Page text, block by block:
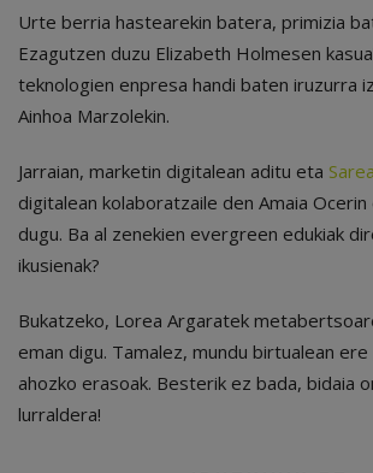
Urte berria hastearekin batera, primizia
Ezagutzen duzu Elizabeth Holmesen
teknologien enpresa handi baten iruzurra
Ainhoa Marzolekin.
Jarraian, marketin digitalean aditu eta
digitalean kolaboratzaile den Amaia
dugu. Ba al zenekien evergreen edukiak
ikusienak?
Bukatzeko, Lorea Argaratek
eman digu. Tamalez, mundu birtualean
ahozko erasoak. Besterik ez bada, bidaia
lurraldera!